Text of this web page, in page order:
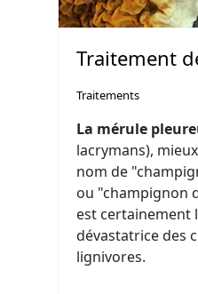
Traitement
Traitements
La mérule
lacrymans),
nom de
ou "champignon
est certainement
dévastatrice des
lignivores.